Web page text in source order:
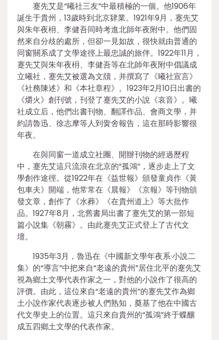
蹇先艾是“曦社三友”中最積極的一個。他1906年
誕生于貴州，13歲時到北京肄業。1921年9月，蹇先艾
與朱年夜枏、李健吾同時考進北師年夜附中。他們固
然來自分歧的處所，但卻一見如故，很快就由普通的
同窗關系成了文學途徑上最忠誠的旅伴。1922年11月，
蹇先艾與朱年夜枏、李健吾等在北師年夜附中倡議成
立曦社，蹇先艾被選為文牘，并撰寫了《曦社宣言》
《社務陳述》和《本社章程》。1923年2月10日出書的
《爝火》創刊號，刊登了蹇先艾的小說《哀音》。曦
社成立后，他們出書刊物、翻譯作品、會商文學，并
約請魯迅、徐志摩等人到黌舍報告，這在那時影響很
年夜。
在與同窗一道成立社團、開辦刊物的經過歷程
中，蹇先艾這只流浪在北京的“孤鴻”，逐步走上了文
學創作途徑。從1922年在《益世報》頒發童貞作《黃
包車夫》開端，他常常在《晨報》《京報》等刊物頒
發文章，創作了《水葬》《在貴州道上》等大批作
品。1927年8月，北舊書局出書了蹇先艾的第一部短
篇小說集《朝霧》。由此蹇先艾正式登上了古代文
壇。
1935年3月，魯迅在《中國新文學年夜系·小說二
集》的“導言”中把來自“老遠的貴州”居住北平的蹇先艾
視為鄉土文學代表作家之一，對他的小說作了很高的
評價。由此，這位來自“老遠的貴州”的蹇先艾作為鄉
土小說作家代表逐步被人們熟知，奠基了他在中國古
代文學史上的位置。這只來自貴州的“孤鴻”終于蝶釀
成五四鄉土文學的代表作家。